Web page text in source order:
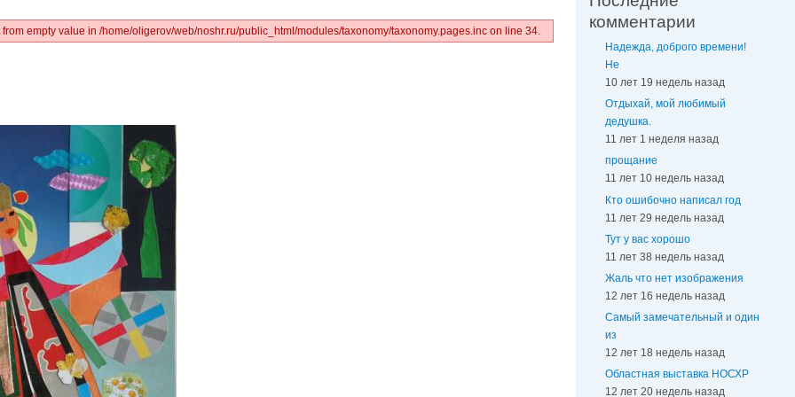
empty value in /home/oligerov/web/noshr.ru/public_html/modules/taxonomy/taxonomy.pages.inc on line 34.
комментарии
Надежда, доброго времени!
Не
10 лет 19 недель назад
Отдыхай, мой любимый
дедушка.
11 лет 1 неделя назад
прощание
11 лет 10 недель назад
Кто ошибочно написал год
11 лет 29 недель назад
Тут у вас хорошо
11 лет 38 недель назад
Жаль что нет изображения
12 лет 16 недель назад
Самый замечательный и один
из
12 лет 18 недель назад
Областная выставка НОСХР
12 лет 20 недель назад